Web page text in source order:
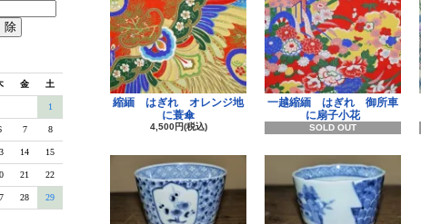
金 土
1
7 8
14 15
21 22
28 29
縮緬 はぎれ オレンジ地
に蓑傘
4,500円(税込)
一越縮緬 はぎれ 御所車
に扇子小花
SOLD OUT